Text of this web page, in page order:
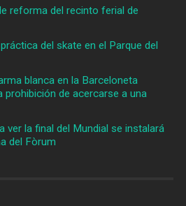
reforma del recinto ferial de
del skate en el Parque del
blanca en la Barceloneta
prohibición de acercarse a una
ver la final del Mundial se instalará
del Fòrum